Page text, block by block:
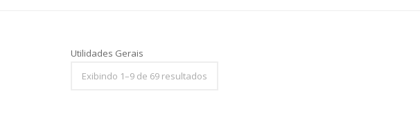
Utilidades Gerais
Exibindo 1–9 de 69 resultados